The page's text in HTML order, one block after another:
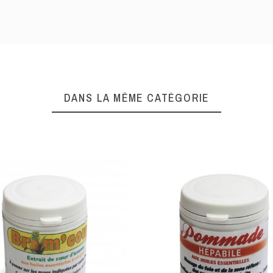
DANS LA MÊME CATÉGORIE